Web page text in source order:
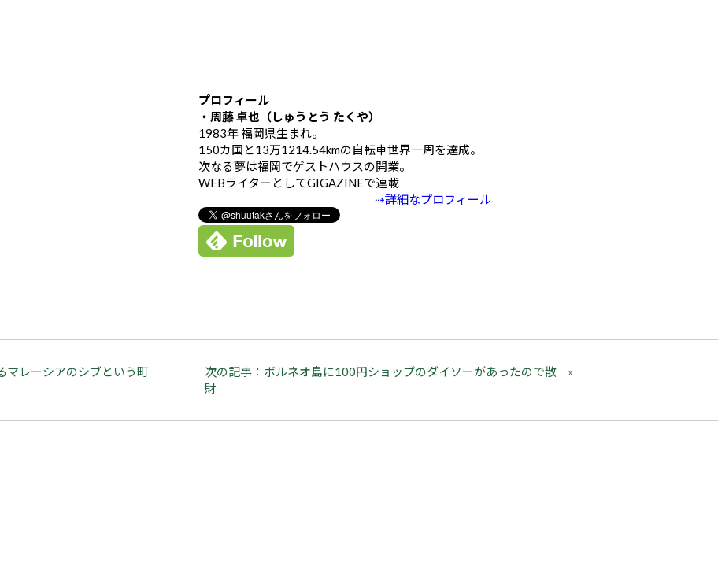
プロフィール
・周藤 卓也（しゅうとう たくや）
1983年 福岡県生まれ。
150カ国と13万1214.54kmの自転車世界一周を達成。
次なる夢は福岡でゲストハウスの開業。
WEBライターとしてGIGAZINEで連載
⇢詳細なプロフィール
マレーシアのシブという町
次の記事：ボルネオ島に100円ショップのダイソーがあったので散
財